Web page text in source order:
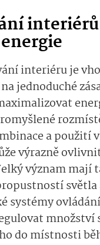
interiéru je
jednoduché
a použití
výrazně
význam mají
světla
systémy
množství
do místnosti